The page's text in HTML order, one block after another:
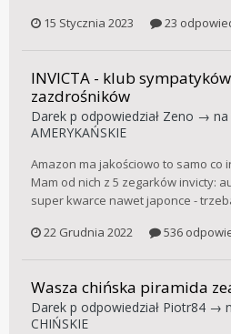
15 Stycznia 2023
23
INVICTA - klub
zazdrośników
Darek p odpowiedział Zeno →
AMERYKAŃSKIE
Amazon ma jakościowo to samo
Mam od nich z 5 zegarków invicty:
super kwarce nawet japonce -
22 Grudnia 2022
536
Wasza chińska piramida
Darek p odpowiedział Piotr84 →
CHIŃSKIE